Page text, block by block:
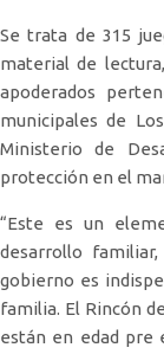
Se trata de 315
material de
apoderados
municipales de
Ministerio de
protección en el
“Este es un
desarrollo
gobierno es
familia. El Rincón
están en edad pre